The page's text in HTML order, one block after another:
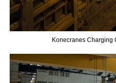
Konecranes Charging